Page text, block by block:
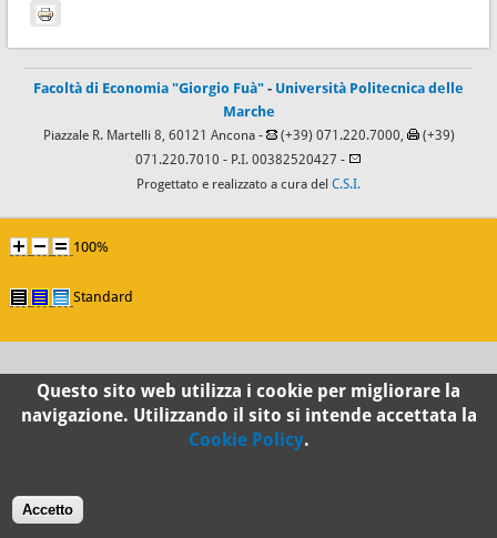
Facoltà di Economia "Giorgio Fuà" - Università Politecnica delle
Marche
Piazzale R. Martelli 8, 60121 Ancona - (+39) 071.220.7000,
(+39)
071.220.7010 - P.I. 00382520427 -
Progettato e realizzato a cura del C.S.I.
100%
Standard
Questo sito web utilizza i cookie per migliorare la
navigazione. Utilizzando il sito si intende accettata la
Cookie Policy.
Accetto